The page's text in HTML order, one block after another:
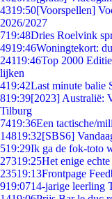
4319:50[Voorspellen]
2026/2027
719:48Dries Roelvink
4919:46Woningtekort:
24119:46Top 2000
lijken
419:42Last minute balie
819:39[2023] Australië:
Tilburg
7419:36Een tactische/
14819:32[SBS6]
519:29Ik ga de fok-toto
27319:25Het enige
23519:13Frontpage
919:0714-jarige leerling